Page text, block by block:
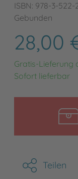
ISBN: 978-3-
Gebunden
28,00
Gratis-Lieferung
Sofort lieferbar
Teilen